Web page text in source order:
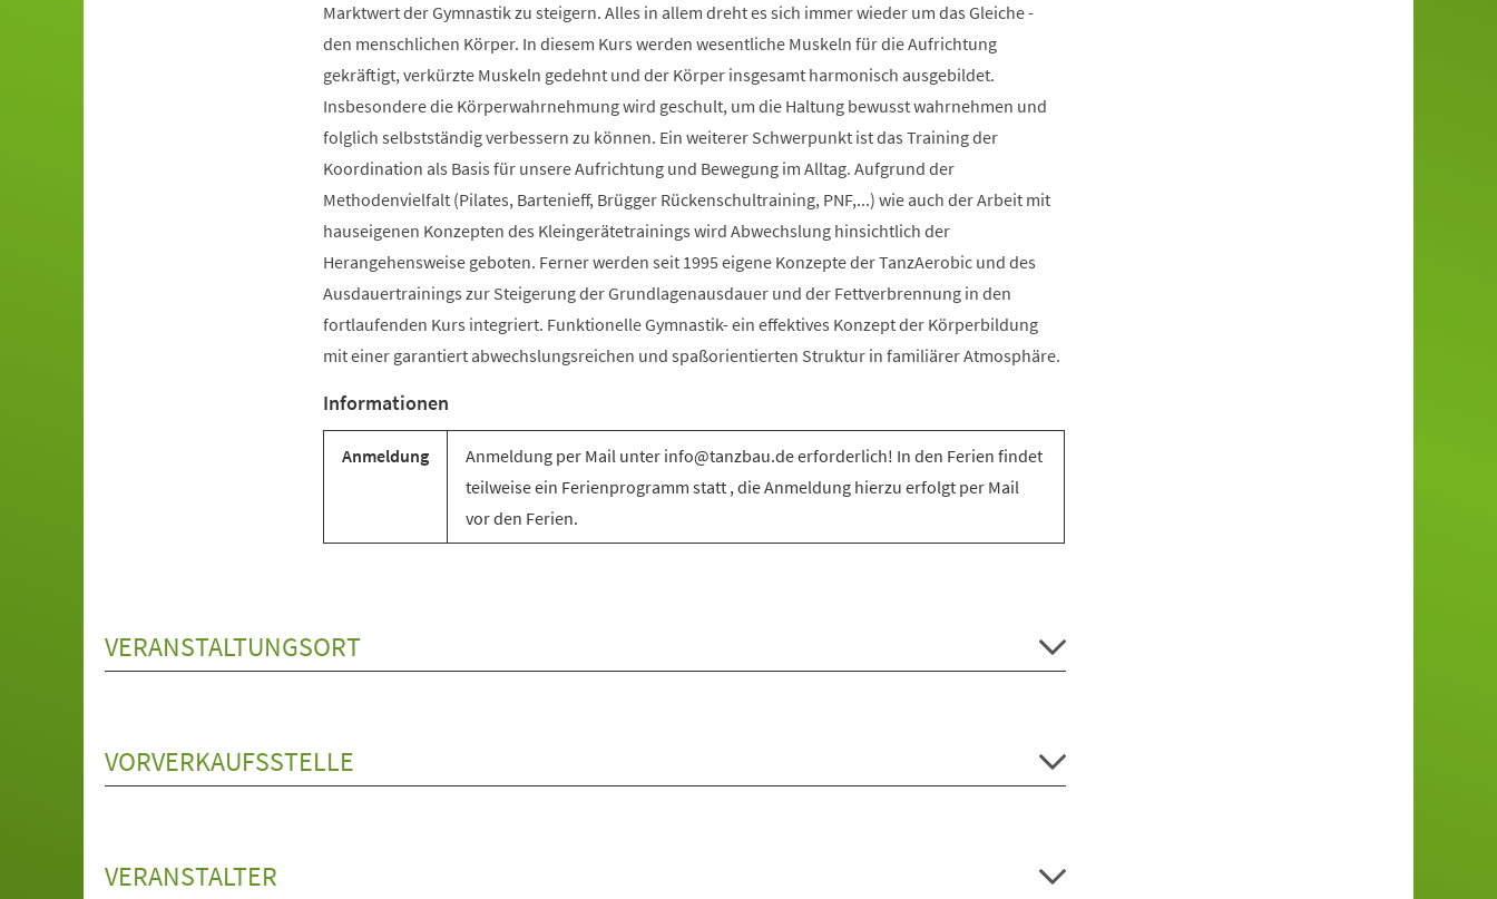
Marktwert der Gymnastik zu steigern. Alles in allem dreht es sich immer wieder um das Gleiche -
den menschlichen Körper. In diesem Kurs werden wesentliche Muskeln für die Aufrichtung
gekräftigt, verkürzte Muskeln gedehnt und der Körper insgesamt harmonisch ausgebildet.
Insbesondere die Körperwahrnehmung wird geschult, um die Haltung bewusst wahrnehmen und
folglich selbstständig verbessern zu können. Ein weiterer Schwerpunkt ist das Training der
Koordination als Basis für unsere Aufrichtung und Bewegung im Alltag. Aufgrund der
Methodenvielfalt (Pilates, Bartenieff, Brügger Rückenschultraining, PNF,...) wie auch der Arbeit mit
hauseigenen Konzepten des Kleingerätetrainings wird Abwechslung hinsichtlich der
Herangehensweise geboten. Ferner werden seit 1995 eigene Konzepte der TanzAerobic und des
Ausdauertrainings zur Steigerung der Grundlagenausdauer und der Fettverbrennung in den
fortlaufenden Kurs integriert. Funktionelle Gymnastik- ein effektives Konzept der Körperbildung
mit einer garantiert abwechslungsreichen und spaßorientierten Struktur in familiärer Atmosphäre.
Informationen
Anmeldung
Anmeldung per Mail unter info@tanzbau.de erforderlich! In den Ferien findet
teilweise ein Ferienprogramm statt , die Anmeldung hierzu erfolgt per Mail
vor den Ferien.
VERANSTALTUNGSORT
VORVERKAUFSSTELLE
VERANSTALTER